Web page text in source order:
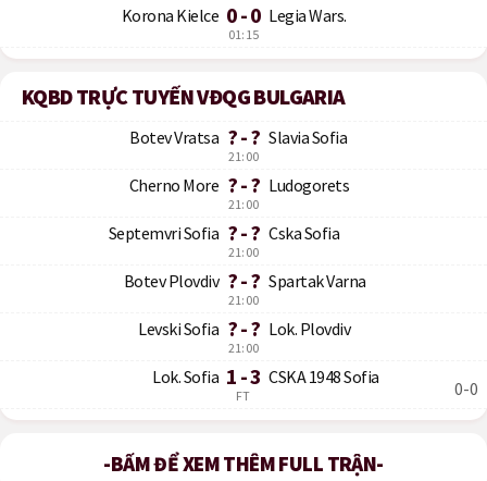
Korona Kielce 0 - 0 Legia Wars.
01:15
KQBD TRỰC TUYẾN VĐQG BULGARIA
Botev Vratsa ? - ? Slavia Sofia
21:00
Cherno More ? - ? Ludogorets
21:00
Septemvri Sofia ? - ? Cska Sofia
21:00
Botev Plovdiv ? - ? Spartak Varna
21:00
Levski Sofia ? - ? Lok. Plovdiv
21:00
0-0
Lok. Sofia 1 - 3 CSKA 1948 Sofia
FT
-BẤM ĐỂ XEM THÊM FULL TRẬN-